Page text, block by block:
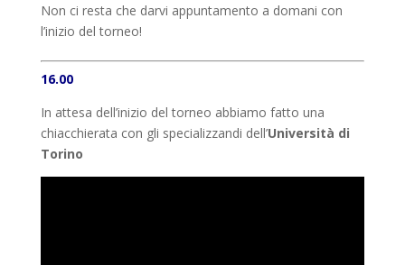
Non ci resta che darvi appuntamento a domani con
l’inizio del torneo!
16.00
In attesa dell’inizio del torneo abbiamo fatto una
chiacchierata con gli specializzandi dell’Università di
Torino